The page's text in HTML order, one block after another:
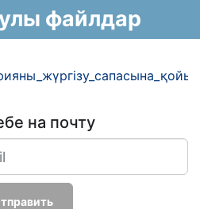
файлдар
на почту